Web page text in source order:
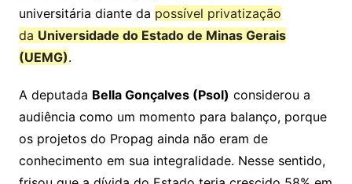
universitária diante da possível privatização
da Universidade do Estado de Minas Gerais
(UEMG).
A deputada Bella Gonçalves (Psol) considerou a
audiência como um momento para balanço, porque
os projetos do Propag ainda não eram de
conhecimento em sua integralidade. Nesse sentido,